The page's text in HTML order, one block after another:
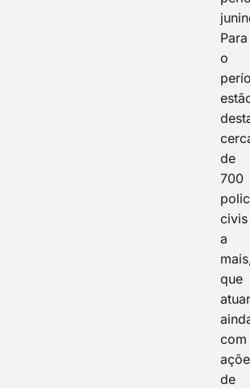
Para
o
de
700
civis
a
que
com
de